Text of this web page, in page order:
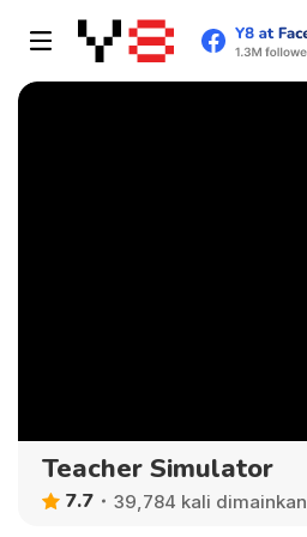
Teacher Simulator
7.7 39,784 kali dimainkan